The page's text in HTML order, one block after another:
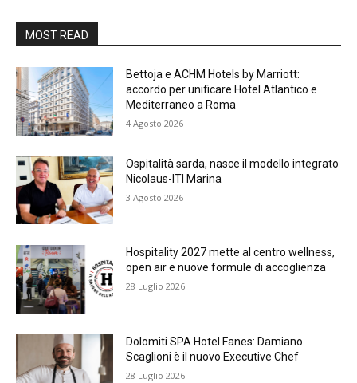
MOST READ
Bettoja e ACHM Hotels by Marriott:
accordo per unificare Hotel Atlantico e
Mediterraneo a Roma
4 Agosto 2026
Ospitalità sarda, nasce il modello integrato
Nicolaus-ITI Marina
3 Agosto 2026
Hospitality 2027 mette al centro wellness,
open air e nuove formule di accoglienza
28 Luglio 2026
Dolomiti SPA Hotel Fanes: Damiano
Scaglioni è il nuovo Executive Chef
28 Luglio 2026